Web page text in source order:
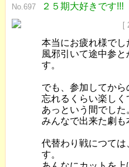
No.697 ２５期大好きです!!!
[
本当にお疲れ様でし
風邪引いて途中参
す。
でも、参加してか
忘れるくらい楽しく
あっという間でした
みんなで出来た劇も
代替わり戦につて
す。